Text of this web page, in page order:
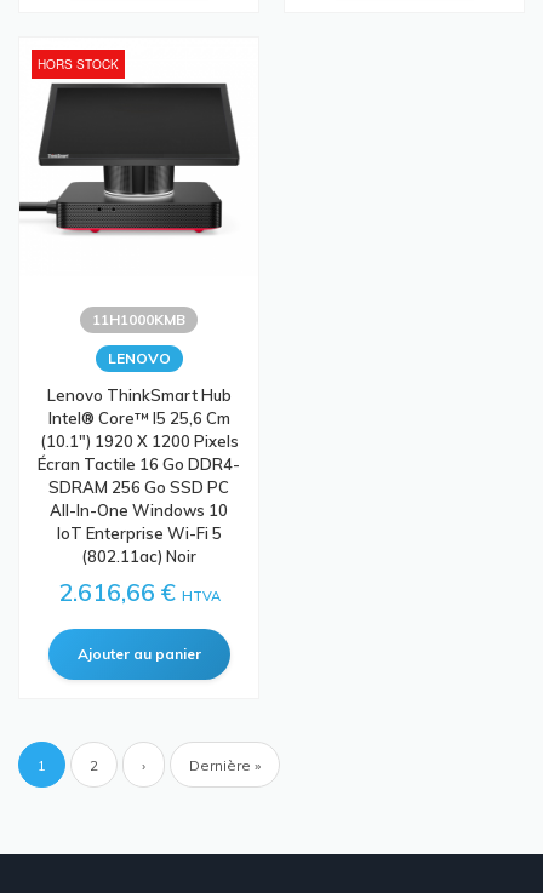
HORS STOCK
11H1000KMB
LENOVO
Lenovo ThinkSmart Hub
Intel® Core™ I5 25,6 Cm
(10.1") 1920 X 1200 Pixels
Écran Tactile 16 Go DDR4-
SDRAM 256 Go SSD PC
All-In-One Windows 10
IoT Enterprise Wi-Fi 5
(802.11ac) Noir
2.616,66 € HTVA
Pagination
Page
1 Page
2 Page
› Dernière
Dernière »